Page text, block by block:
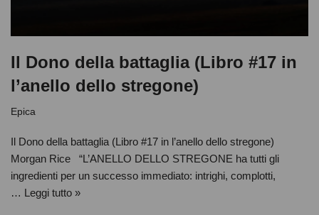
Il Dono della battaglia (Libro #17 in
l’anello dello stregone)
Epica
Il Dono della battaglia (Libro #17 in l’anello dello stregone)
Morgan Rice “L’ANELLO DELLO STREGONE ha tutti gli
ingredienti per un successo immediato: intrighi, complotti,
… Leggi tutto »